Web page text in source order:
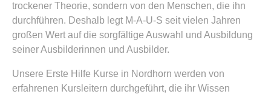
trockener Theorie, sondern von den Menschen, die ihn
durchführen. Deshalb legt M-A-U-S seit vielen Jahren
großen Wert auf die sorgfältige Auswahl und Ausbildung
seiner Ausbilderinnen und Ausbilder.
Unsere Erste Hilfe Kurse in Nordhorn werden von
erfahrenen Kursleitern durchgeführt, die ihr Wissen